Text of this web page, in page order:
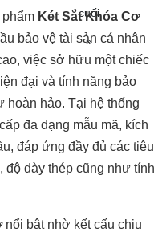
cuối
»
phẩm Két Sắt Khóa Cơ
bảo vệ tài sản cá nhân
việc sở hữu một chiếc
đại và tính năng bảo
hoàn hảo. Tại hệ thống
đa dạng mẫu mã, kích
đáp ứng đầy đủ các tiêu
độ dày thép cũng như tính
nổi bật nhờ kết cấu chịu